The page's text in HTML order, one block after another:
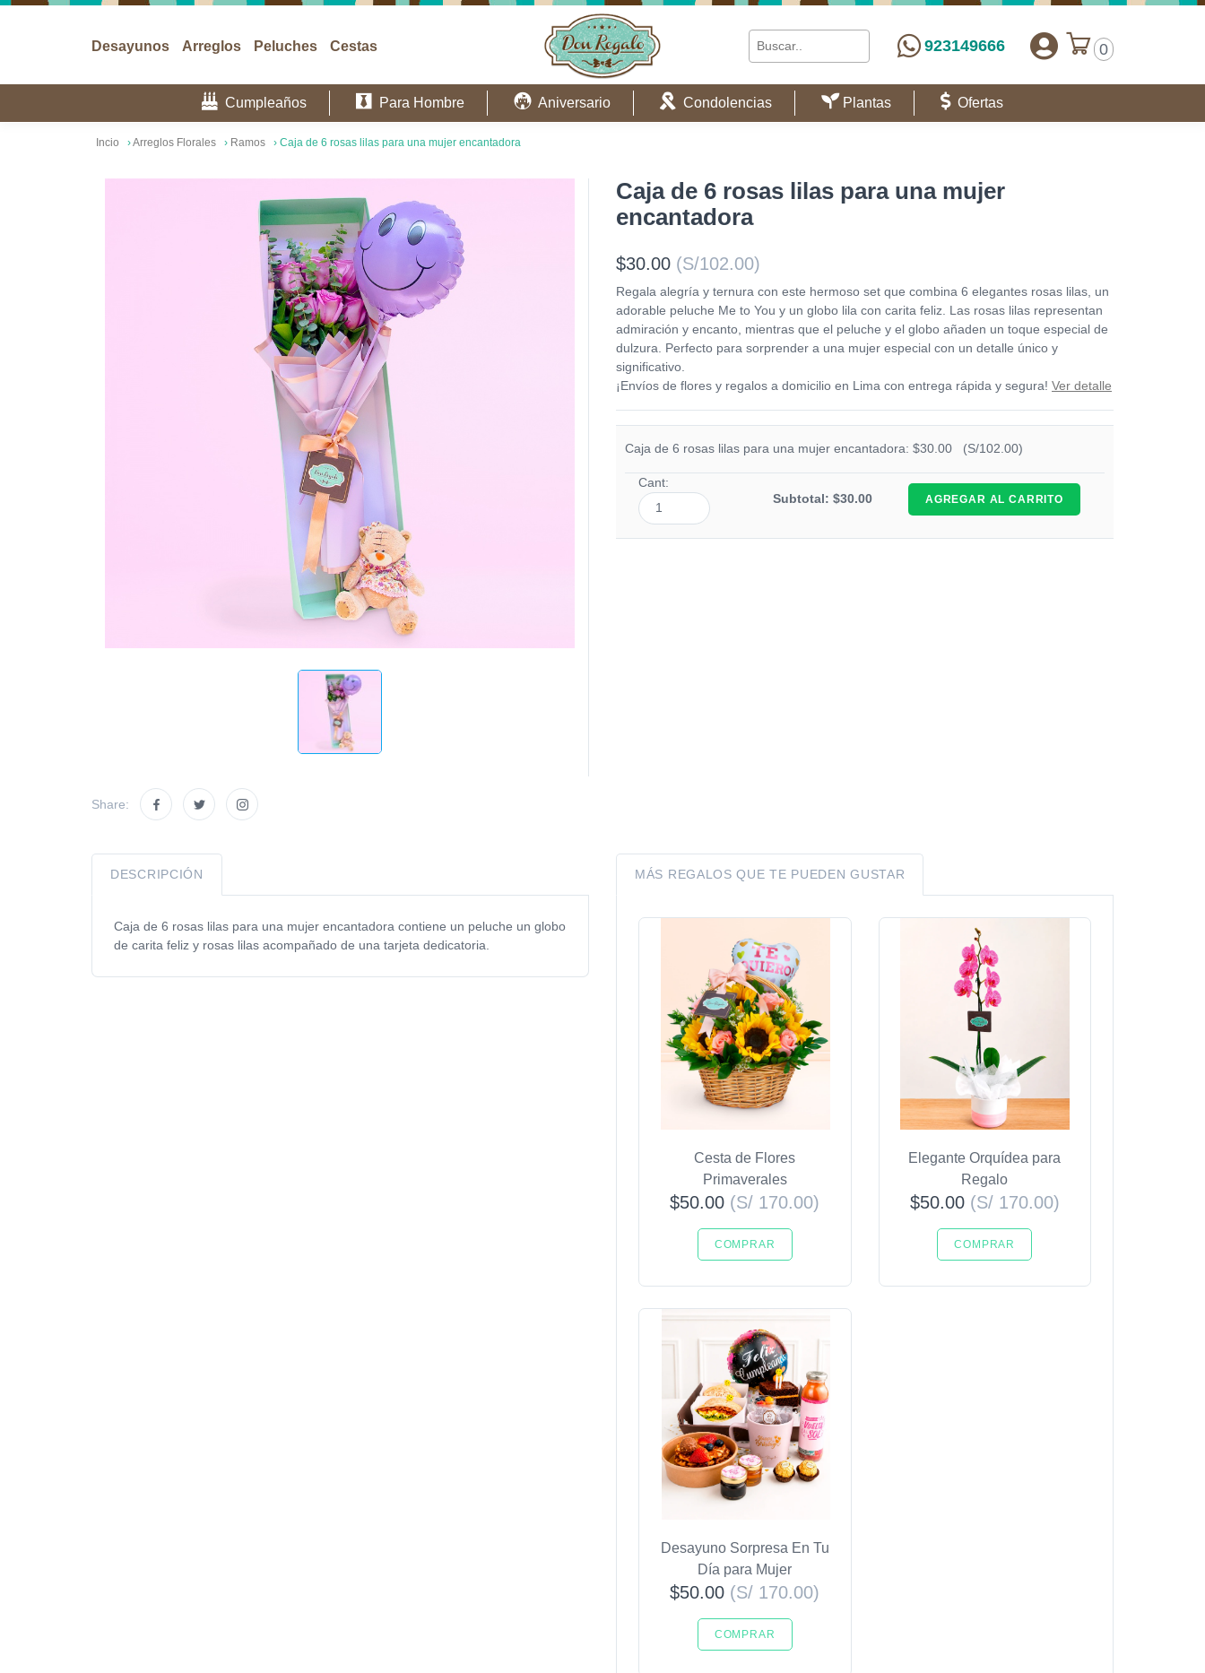
Desayunos Arreglos Peluches Cestas 923149666 0
Cumpleaños Para Hombre Aniversario Condolencias Plantas Ofertas
Incio ›Arreglos Florales › Ramos › Caja de 6 rosas lilas para una mujer encantadora
Share:
Caja de 6 rosas lilas para una mujer
encantadora
$30.00 (S/102.00)
Regala alegría y ternura con este hermoso set que combina 6 elegantes rosas lilas, un
adorable peluche Me to You y un globo lila con carita feliz. Las rosas lilas representan
admiración y encanto, mientras que el peluche y el globo añaden un toque especial de
dulzura. Perfecto para sorprender a una mujer especial con un detalle único y
significativo.
¡Envíos de flores y regalos a domicilio en Lima con entrega rápida y segura! Ver detalle
Caja de 6 rosas lilas para una mujer encantadora: $30.00 (S/102.00)
Cant:
Subtotal: $30.00
AGREGAR AL CARRITO
DESCRIPCIÓN
Caja de 6 rosas lilas para una mujer encantadora contiene un peluche un globo
de carita feliz y rosas lilas acompañado de una tarjeta dedicatoria.
MÁS REGALOS QUE TE PUEDEN GUSTAR
Cesta de Flores
Primaverales
$50.00 (S/ 170.00)
COMPRAR
Elegante Orquídea para
Regalo
$50.00 (S/ 170.00)
COMPRAR
Desayuno Sorpresa En Tu
Día para Mujer
$50.00 (S/ 170.00)
COMPRAR